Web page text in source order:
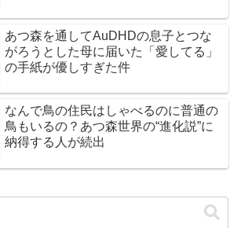
あつ森を通してAuDHDの息子とつな
がろうとした母に届いた「愛してる」
の手紙が優しすぎた件
なんで鳥の住民はしゃべるのに普通の
鳥もいるの？あつ森世界の“進化説”に
納得する人が続出